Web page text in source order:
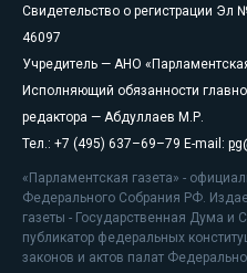
Свидетельство о регистрации Эл
46097
Учредитель — АНО
Исполняющий обязанности
редактора — Абдуллаев М.Р.
Тел.: +7 (495) 637–69–79 E-mail:
«Парламентская газета» -
Федерального Собрания РФ.
газеты - Государственная Дума
публикатор федеральных
законов и актов палат